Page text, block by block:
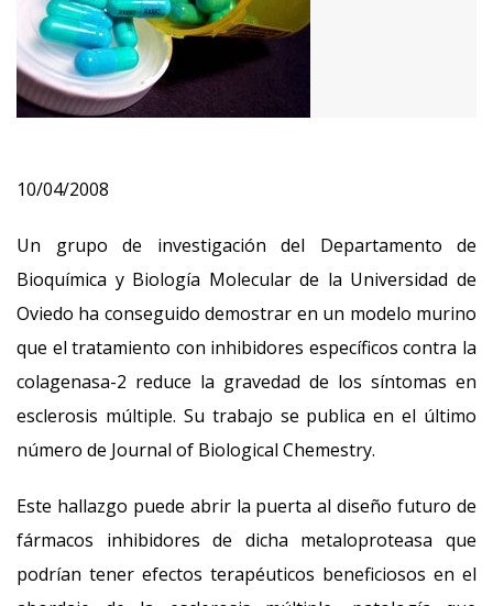
10/04/2008
Un grupo de investigación del Departamento de
Bioquímica y Biología Molecular de la Universidad de
Oviedo ha conseguido demostrar en un modelo murino
que el tratamiento con inhibidores específicos contra la
colagenasa-2 reduce la gravedad de los síntomas en
esclerosis múltiple. Su trabajo se publica en el último
número de Journal of Biological Chemestry.
Este hallazgo puede abrir la puerta al diseño futuro de
fármacos inhibidores de dicha metaloproteasa que
podrían tener efectos terapéuticos beneficiosos en el